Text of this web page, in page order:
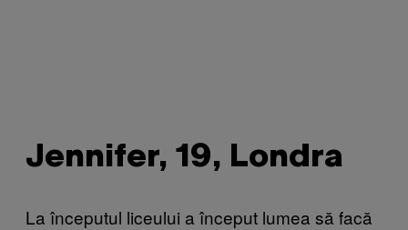
Jennifer, 19, Londra
La începutul liceului a început lumea să facă